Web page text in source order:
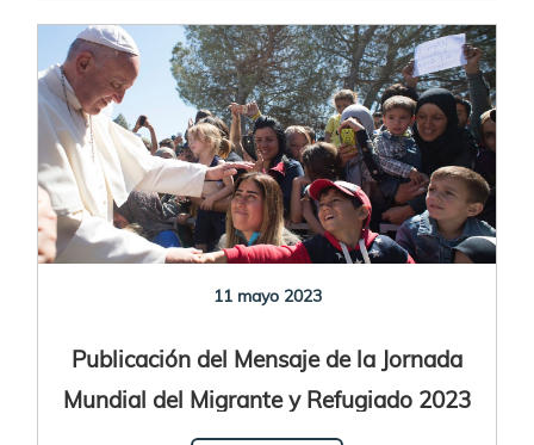
11 mayo 2023
Publicación del Mensaje de la Jornada
Mundial del Migrante y Refugiado 2023